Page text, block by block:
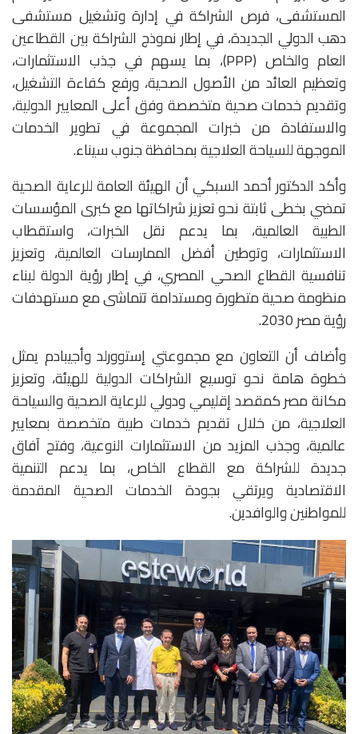
المستشفى، فرص الشراكة في إدارة وتشغيل مستشفى
دهب الدولي الجديدة، في إطار نموذج الشراكة بين القطاعين
العام والخاص (PPP)، بما يسهم في جذب الاستثمارات،
وتعظيم العائد من الأصول الصحية، ورفع كفاءة التشغيل،
وتقديم خدمات صحية متخصصة وفق أعلى المعايير الدولية،
والاستفادة من خبرات المجموعة في تطوير الخدمات
الموجهة للسياحة العلاجية بمحافظة جنوب سيناء.
وأكد الدكتور أحمد السبكي أن الهيئة العامة للرعاية الصحية
تمضي بخطى ثابتة نحو تعزيز شراكاتها مع كبرى المؤسسات
الطبية العالمية، بما يدعم نقل الخبرات، واستقطاب
الاستثمارات، وتوطين أفضل الممارسات العالمية، وتعزيز
تنافسية القطاع الصحي المصري، في إطار رؤية الدولة لبناء
منظومة صحية متطورة ومستدامة تتماشى مع مستهدفات
رؤية مصر 2030.
وأضاف أن التعاون مع مجموعتي إستوورلد وأجيبادم يمثل
خطوة هامة نحو توسيع الشراكات الدولية للهيئة، وتعزيز
مكانة مصر كمقصد إقليمي ودولي للرعاية الصحية والسياحة
العلاجية، من خلال تقديم خدمات طبية متخصصة بمعايير
عالمية، وجذب المزيد من الاستثمارات النوعية، وفتح آفاق
جديدة للشراكة مع القطاع الخاص، بما يدعم التنمية
الاقتصادية ويرتقي بجودة الخدمات الصحية المقدمة
للمواطنين والوافدين.